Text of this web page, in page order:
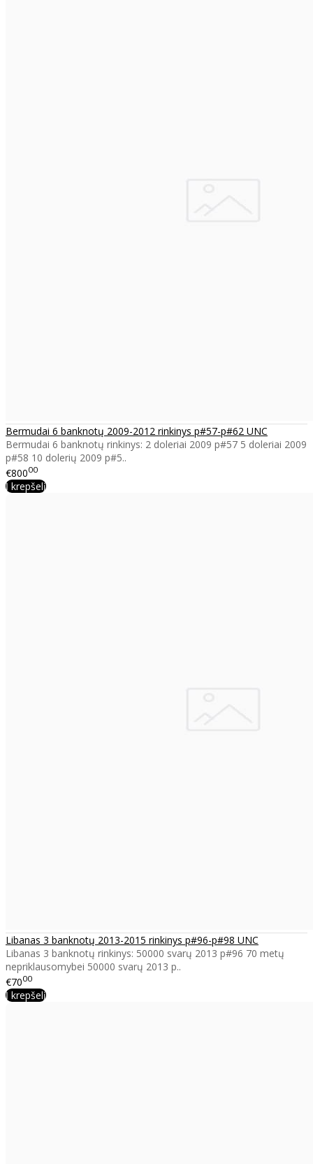
Bermudai 6 banknotų 2009-2012 rinkinys p#57-p#62 UNC
Bermudai 6 banknotų rinkinys: 2 doleriai 2009 p#57 5 doleriai 2009
p#58 10 dolerių 2009 p#5..
€80000
Į krepšelį
Libanas 3 banknotų 2013-2015 rinkinys p#96-p#98 UNC
Libanas 3 banknotų rinkinys: 50000 svarų 2013 p#96 70 metų
nepriklausomybei 50000 svarų 2013 p..
€7000
Į krepšelį